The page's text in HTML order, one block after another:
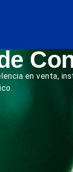
en venta,